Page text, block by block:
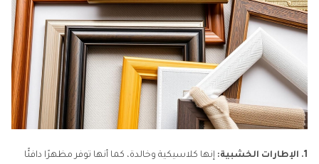
1. الإطارات الخشبية:
إنها كلاسيكية وخالدة، كما أنها توفر مظهرًا دافئًا